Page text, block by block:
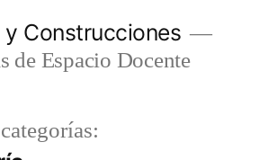
Construcciones
de Espacio Docente